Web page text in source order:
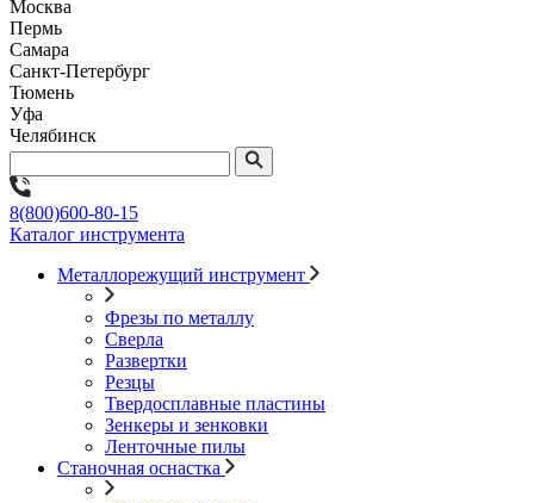
Москва
Пермь
Самара
Санкт-Петербург
Тюмень
Уфа
Челябинск
8(800)600-80-15
Каталог инструмента
Металлорежущий инструмент
Фрезы по металлу
Сверла
Развертки
Резцы
Твердосплавные пластины
Зенкеры и зенковки
Ленточные пилы
Станочная оснастка